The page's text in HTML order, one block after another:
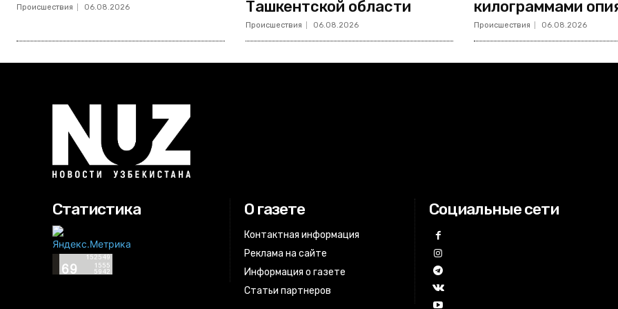
Происшествия 06.08.2026
Ташкентской области
Происшествия 06.08.2026
килограммами
Происшествия 06.08.2026
Статистика О газете
Контактная информация
Реклама на сайте
Информация о газете
Статьи партнеров
Социальные сети